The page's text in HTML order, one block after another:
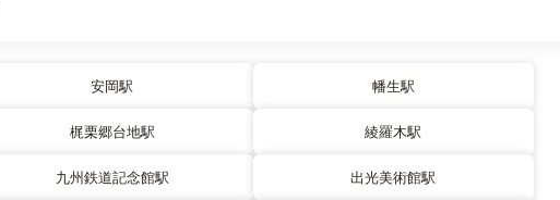
安岡駅 幡生駅
梶栗郷台地駅 綾羅木駅
九州鉄道記念館駅 出光美術館駅